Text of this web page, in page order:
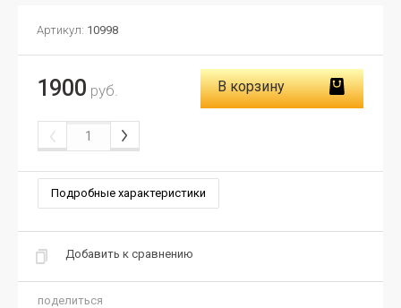
Артикул: 10998
1900 руб. В корзину
Подробные характеристики
Добавить к сравнению
поделиться